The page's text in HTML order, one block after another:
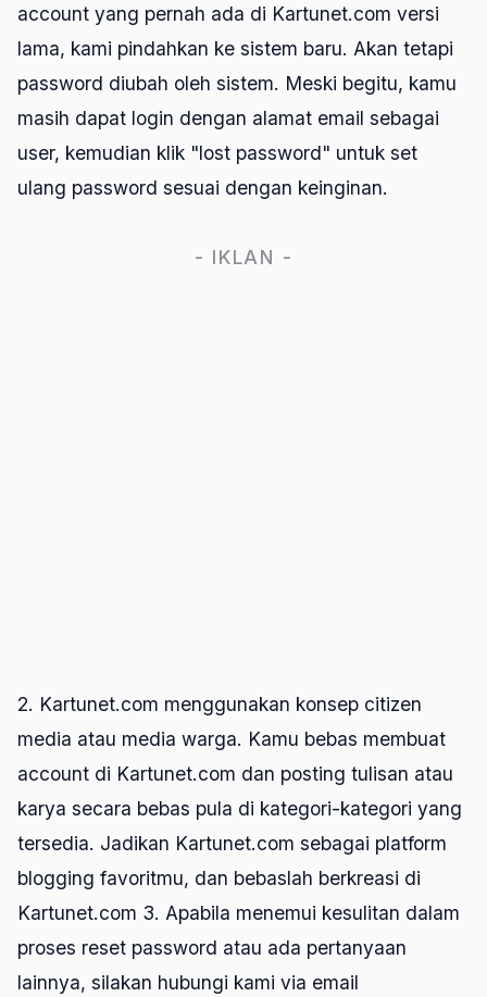
account yang pernah ada di Kartunet.com versi
lama, kami pindahkan ke sistem baru. Akan tetapi
password diubah oleh sistem. Meski begitu, kamu
masih dapat login dengan alamat email sebagai
user, kemudian klik "lost password" untuk set
ulang password sesuai dengan keinginan.
- IKLAN -
2. Kartunet.com menggunakan konsep citizen
media atau media warga. Kamu bebas membuat
account di Kartunet.com dan posting tulisan atau
karya secara bebas pula di kategori-kategori yang
tersedia. Jadikan Kartunet.com sebagai platform
blogging favoritmu, dan bebaslah berkreasi di
Kartunet.com 3. Apabila menemui kesulitan dalam
proses reset password atau ada pertanyaan
lainnya, silakan hubungi kami via email